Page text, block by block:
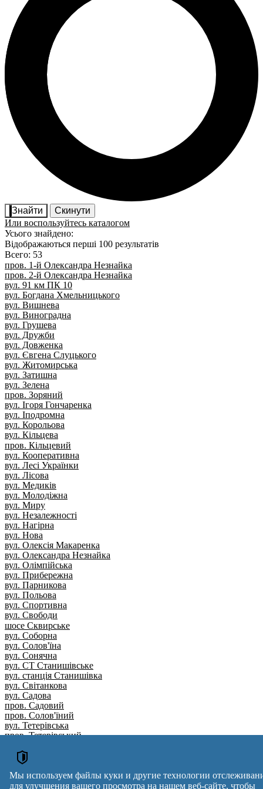
Знайти
Скинути
Или воспользуйтесь каталогом
Усього знайдено:
Відображаються перші 100 результатів
Всего: 53
пров. 1-й Олександра Незнайка
пров. 2-й Олександра Незнайка
вул. 91 км ПК 10
вул. Богдана Хмельницького
вул. Вишнева
вул. Виноградна
вул. Грушева
вул. Дружби
вул. Довженка
вул. Євгена Слуцького
вул. Житомирська
вул. Затишна
вул. Зелена
пров. Зоряний
вул. Ігоря Гончаренка
вул. Іподромна
вул. Корольова
вул. Кільцева
пров. Кільцевий
вул. Кооперативна
вул. Лесі Українки
вул. Лісова
вул. Медиків
вул. Молодіжна
вул. Миру
вул. Незалежності
вул. Нагірна
вул. Нова
вул. Олексія Макаренка
вул. Олександра Незнайка
вул. Олімпійська
вул. Прибережна
вул. Парникова
вул. Польова
вул. Спортивна
вул. Свободи
шосе Сквирське
вул. Соборна
вул. Солов'їна
вул. Сонячна
вул. СТ Станишівське
вул. станція Станишівка
вул. Світанкова
вул. Садова
пров. Садовий
пров. Солов'їний
вул. Тетерівська
пров. Тетерівський
вул. Шевченка
вул. Шкільна
вул. Яблунева
вул. Ярослава Мудрого
Мы используем файлы куки и другие технологии
для улучшения вашего просмотра на нашем веб-сайте, чтобы